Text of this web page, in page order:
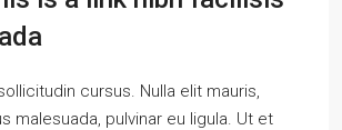
cursus. Nulla elit mauris,
malesuada, pulvinar eu ligula. Ut et